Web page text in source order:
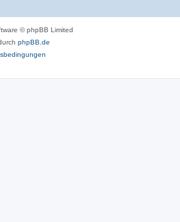
© phpBB Limited
phpBB.de